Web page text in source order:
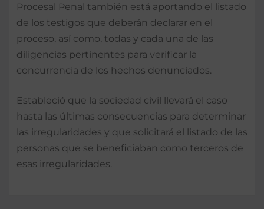
Procesal Penal también está aportando el listado
de los testigos que deberán declarar en el
proceso, así como, todas y cada una de las
diligencias pertinentes para verificar la
concurrencia de los hechos denunciados.
Estableció que la sociedad civil llevará el caso
hasta las últimas consecuencias para determinar
las irregularidades y que solicitará el listado de las
personas que se beneficiaban como terceros de
esas irregularidades.